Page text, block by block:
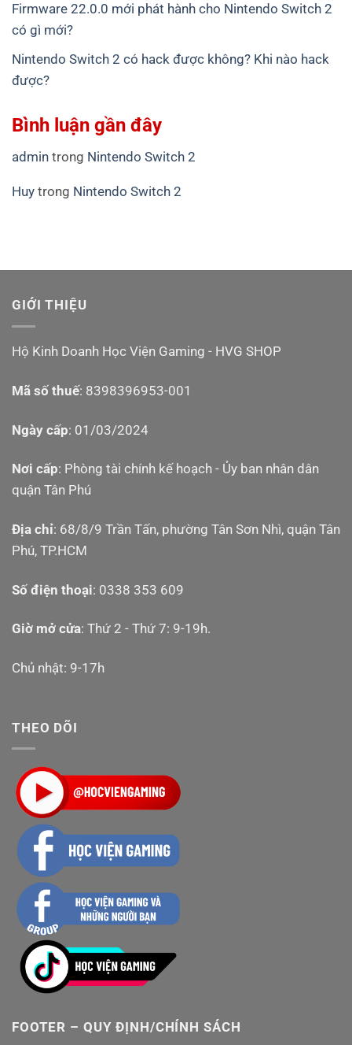
Firmware 22.0.0 mới phát hành cho Nintendo Switch 2
có gì mới?
Nintendo Switch 2 có hack được không? Khi nào hack
được?
Bình luận gần đây
admin trong Nintendo Switch 2
Huy trong Nintendo Switch 2
GIỚI THIỆU
Hộ Kinh Doanh Học Viện Gaming - HVG SHOP
Mã số thuế: 8398396953-001
Ngày cấp: 01/03/2024
Nơi cấp: Phòng tài chính kế hoạch - Ủy ban nhân dân
quận Tân Phú
Địa chỉ: 68/8/9 Trần Tấn, phường Tân Sơn Nhì, quận Tân
Phú, TP.HCM
Số điện thoại: 0338 353 609
Giờ mở cửa: Thứ 2 - Thứ 7: 9-19h.
Chủ nhật: 9-17h
THEO DÕI
FOOTER – QUY ĐỊNH/CHÍNH SÁCH